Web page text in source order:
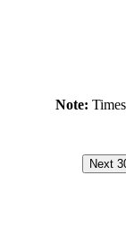
Note:
Next